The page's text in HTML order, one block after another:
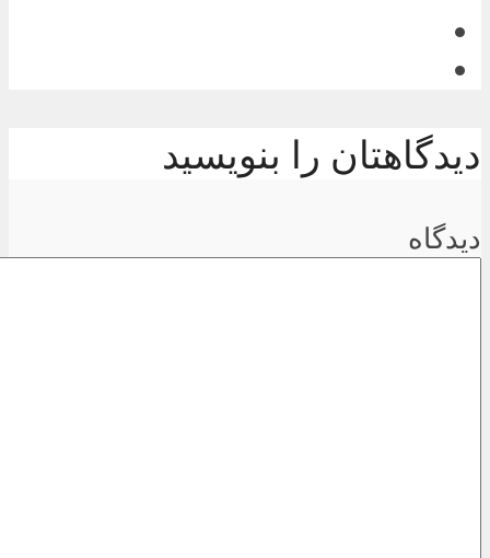
دیدگاهتان را بنویسید
دیدگاه